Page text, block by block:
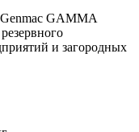
GAMMA
и загородных